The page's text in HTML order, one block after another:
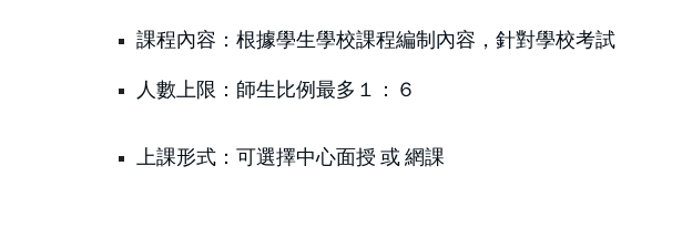
課程內容：根據學生學校課程編制內容，針對學校考試
人數上限：師生比例最多１：６
上課形式：可選擇中心面授 或 網課